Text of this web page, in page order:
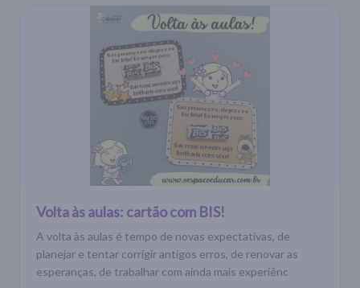
Volta às aulas: cartão com BIS!
A volta às aulas é tempo de novas expectativas, de
planejar e tentar corrigir antigos erros, de renovar as
esperanças, de trabalhar com ainda mais experiênc